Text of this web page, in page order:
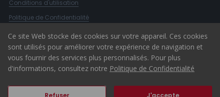
Conditions d'utilisation
Politique de Confidentialité
Livre de Réclamations
Canal d'alerte
© 2026 ERA Portugal
Ce site Web stocke des cookies sur votre appareil. Ces cookies
sont utilisés pour améliorer votre expérience de navigation et
vous fournir des services plus personnalisés. Pour plus
d'informations, consultez notre Politique de Confidentialité
Refuser J'accepte